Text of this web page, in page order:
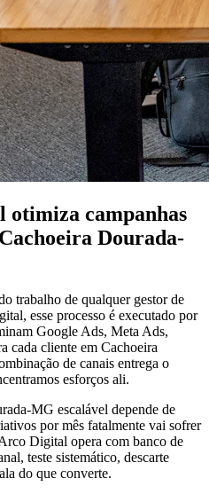
otimiza campanhas
Dourada-
trabalho de qualquer gestor de
esse processo é executado por
Google Ads, Meta Ads,
cada cliente em Cachoeira
de canais entrega o
esforços ali.
MG escalável depende de
por mês fatalmente vai sofrer
Digital opera com banco de
teste sistemático, descarte
do que converte.